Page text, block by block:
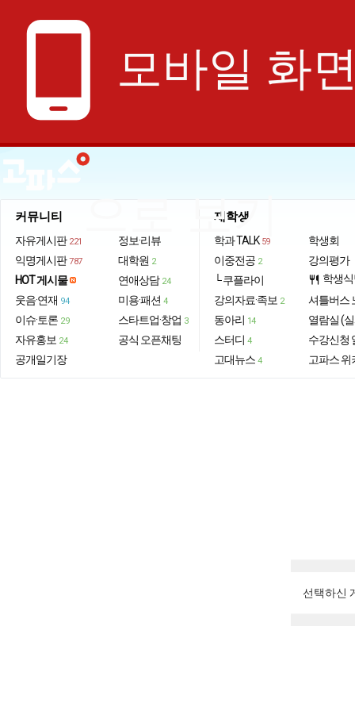
phone_android 모바일 화
으로 보기
커뮤니티
자유게시판 221
익명게시판 787
HOT 게시물
웃음·연재 94
이슈·토론 29
자유홍보 24
공개일기장
정보·리뷰
대학원 2
연애상담 24
미용·패션 4
스타트업·창업 3
공식 오픈채팅
재학생
학과 TALK 59
이중전공 2
└ 쿠플라이
강의자료·족보 2
동아리 14
스터디 4
고대뉴스 4
학생회
강의평가
restaurant 학생
셔틀버스
열람실 (
수강신청
고파스 위
선택하신